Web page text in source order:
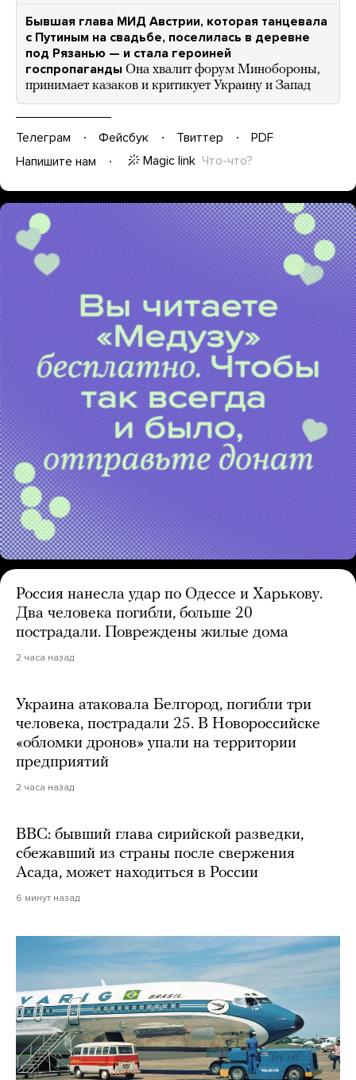
Бывшая глава МИД Австрии, которая танцевала
с Путиным на свадьбе, поселилась в деревне
под Рязанью — и стала героиней
госпропаганды Она хвалит форум Минобороны,
принимает казаков и критикует Украину и Запад
Телеграм Фейсбук Твиттер
PDF
Напишите нам
Magic link Что-что?
Россия нанесла удар по Одессе и Харькову.
Два человека погибли, больше 20
пострадали. Повреждены жилые дома
2 часа назад
Украина атаковала Белгород, погибли три
человека, пострадали 25. В Новороссийске
«обломки дронов» упали на территории
предприятий
2 часа назад
BBC: бывший глава сирийской разведки,
сбежавший из страны после свержения
Асада, может находиться в России
6 минут назад